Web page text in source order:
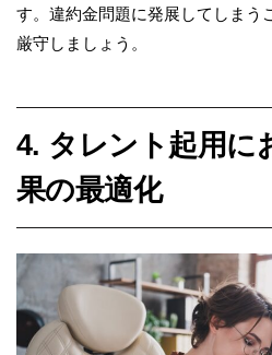
す。違約金問題に発展してしまう
厳守しましょう。
4. タレント起用に
果の最適化